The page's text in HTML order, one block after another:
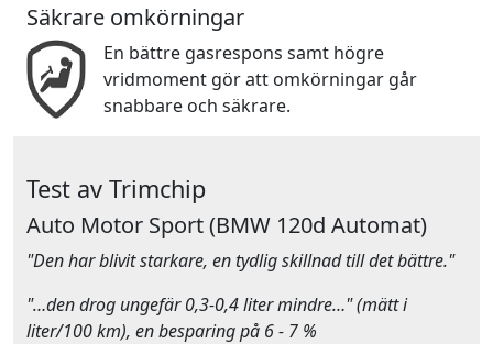
Säkrare omkörningar
En bättre gasrespons samt högre
vridmoment gör att omkörningar går
snabbare och säkrare.
Test av Trimchip
Auto Motor Sport(BMW 120d Automat)
"Den har blivit starkare, en tydlig skillnad till det bättre."
"…den drog ungefär 0,3-0,4 liter mindre…" (mätt i
liter/100 km), en besparing på 6 - 7 %